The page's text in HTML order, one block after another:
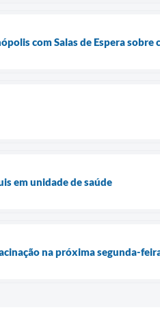
com Salas de Espera
em unidade de saúde
na próxima segunda-